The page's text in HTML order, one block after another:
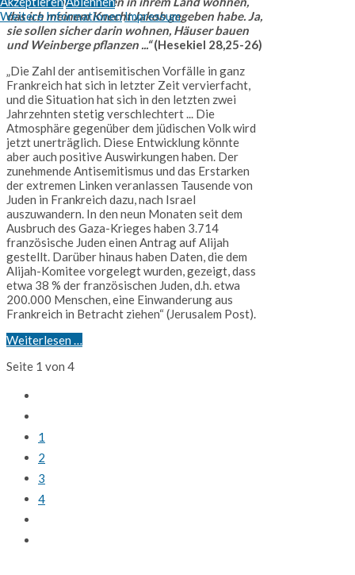
das ich meinem Knecht Jakob gegeben habe. Ja,
sie sollen sicher darin wohnen, Häuser bauen
und Weinberge pflanzen ...“(Hesekiel 28,25-26)
„Die Zahl der antisemitischen Vorfälle in ganz
Frankreich hat sich in letzter Zeit vervierfacht,
und die Situation hat sich in den letzten zwei
Jahrzehnten stetig verschlechtert ... Die
Atmosphäre gegenüber dem jüdischen Volk wird
jetzt unerträglich. Diese Entwicklung könnte
aber auch positive Auswirkungen haben. Der
zunehmende Antisemitismus und das Erstarken
der extremen Linken veranlassen Tausende von
Juden in Frankreich dazu, nach Israel
auszuwandern. In den neun Monaten seit dem
Ausbruch des Gaza-Krieges haben 3.714
französische Juden einen Antrag auf Alijah
gestellt. Darüber hinaus haben Daten, die dem
Alijah-Komitee vorgelegt wurden, gezeigt, dass
etwa 38 % der französischen Juden, d.h. etwa
200.000 Menschen, eine Einwanderung aus
Frankreich in Betracht ziehen“ (Jerusalem Post).
Weiterlesen …
Seite 1 von 4
1
2
3
4
Weitere InformationenImpressum